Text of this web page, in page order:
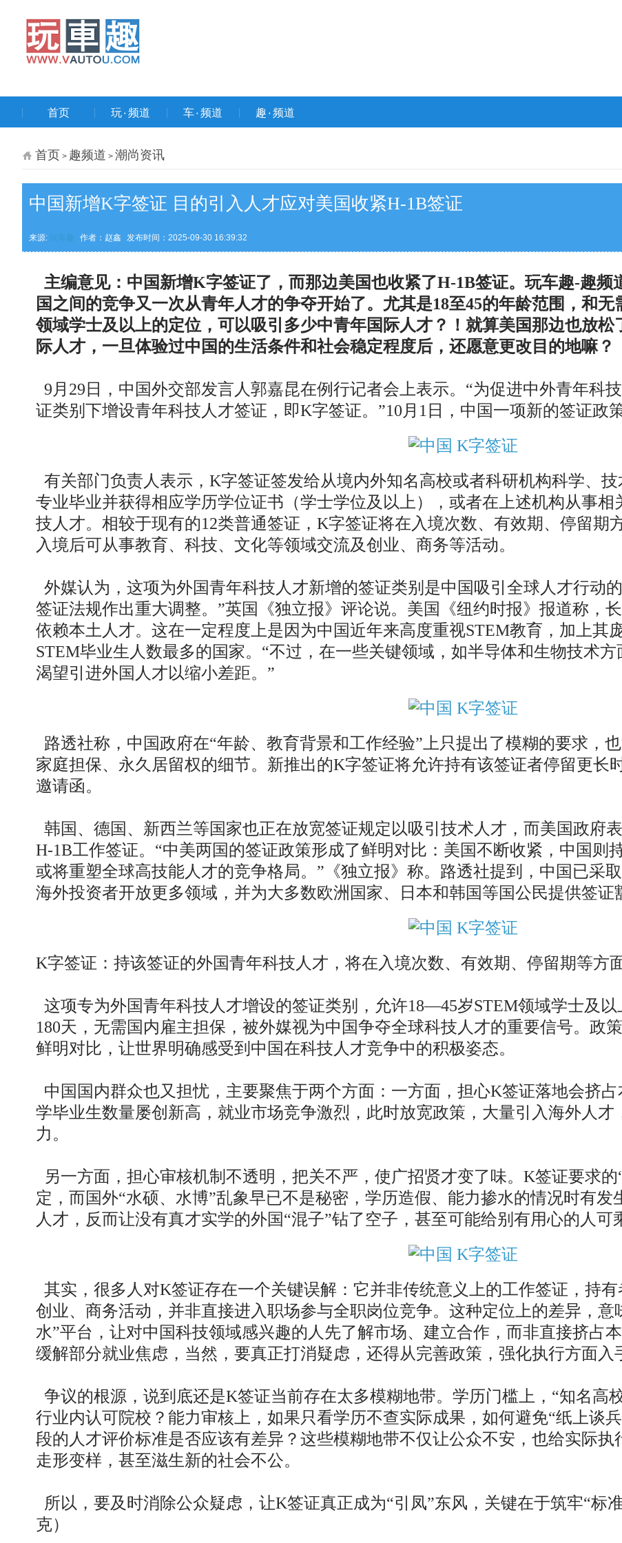
首页 玩۰频道 车۰频道 趣۰频道
首页 > 趣频道 > 潮尚资讯
中国新增K字签证 目的引入人才应对美国收紧H-1B签证
来源: 玩车趣 作者：赵鑫 发布时间：2025-09-30 16:39:32
主编意见：中国新增K字签证了，而那边美国也收紧了H-1B签证。玩车趣-趣频
国之间的竞争又一次从青年人才的争夺开始了。尤其是18至45的年龄范围，和
领域学士及以上的定位，可以吸引多少中青年国际人才？！就算美国那边也放
际人才，一旦体验过中国的生活条件和社会稳定程度后，还愿意更改目的地嘛？
9月29日，中国外交部发言人郭嘉昆在例行记者会上表示。“为促进中外青年科
证类别下增设青年科技人才签证，即K字签证。”10月1日，中国一项新的签证
有关部门负责人表示，K字签证签发给从境内外知名高校或者科研机构科学、
专业毕业并获得相应学历学位证书（学士学位及以上），或者在上述机构从事
技人才。相较于现有的12类普通签证，K字签证将在入境次数、有效期、停留期
入境后可从事教育、科技、文化等领域交流及创业、商务等活动。
外媒认为，这项为外国青年科技人才新增的签证类别是中国吸引全球人才行动
签证法规作出重大调整。”英国《独立报》评论说。美国《纽约时报》报道称，
依赖本土人才。这在一定程度上是因为中国近年来高度重视STEM教育，加上其
STEM毕业生人数最多的国家。“不过，在一些关键领域，如半导体和生物技术
渴望引进外国人才以缩小差距。”
路透社称，中国政府在“年龄、教育背景和工作经验”上只提出了模糊的要求，
家庭担保、永久居留权的细节。新推出的K字签证将允许持有该签证者停留更长
邀请函。
韩国、德国、新西兰等国家也正在放宽签证规定以吸引技术人才，而美国政府
H-1B工作签证。“中美两国的签证政策形成了鲜明对比：美国不断收紧，中国则
或将重塑全球高技能人才的竞争格局。”《独立报》称。路透社提到，中国已采
海外投资者开放更多领域，并为大多数欧洲国家、日本和韩国等国公民提供签证
K字签证：持该签证的外国青年科技人才，将在入境次数、有效期、停留期等方
这项专为外国青年科技人才增设的签证类别，允许18—45岁STEM领域学士及
180天，无需国内雇主担保，被外媒视为中国争夺全球科技人才的重要信号。政
鲜明对比，让世界明确感受到中国在科技人才竞争中的积极姿态。
中国国内群众也又担忧，主要聚焦于两个方面：一方面，担心K签证落地会挤
学毕业生数量屡创新高，就业市场竞争激烈，此时放宽政策，大量引入海外人
力。
另一方面，担心审核机制不透明，把关不严，使广招贤才变了味。K签证要求
定，而国外“水硕、水博”乱象早已不是秘密，学历造假、能力掺水的情况时有
人才，反而让没有真才实学的外国“混子”钻了空子，甚至可能给别有用心的人可
其实，很多人对K签证存在一个关键误解：它并非传统意义上的工作签证，持
创业、商务活动，并非直接进入职场参与全职岗位竞争。这种定位上的差异，
水”平台，让对中国科技领域感兴趣的人先了解市场、建立合作，而非直接挤占
缓解部分就业焦虑，当然，要真正打消疑虑，还得从完善政策，强化执行方面入
争议的根源，说到底还是K签证当前存在太多模糊地带。学历门槛上，“知名高
行业内认可院校？能力审核上，如果只看学历不查实际成果，如何避免“纸上谈
段的人才评价标准是否应该有差异？这些模糊地带不仅让公众不安，也给实际
走形变样，甚至滋生新的社会不公。
所以，要及时消除公众疑虑，让K签证真正成为“引凤”东风，关键在于筑牢“标
克）